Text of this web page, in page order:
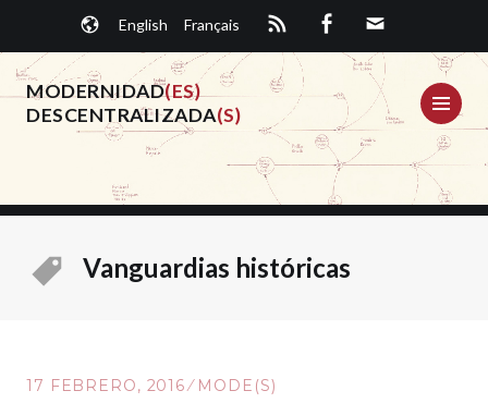
contenido.
English Français
MODERNIDAD(ES)
DESCENTRALIZADA(S)
Vanguardias históricas
17 FEBRERO, 2016 MODE(S)